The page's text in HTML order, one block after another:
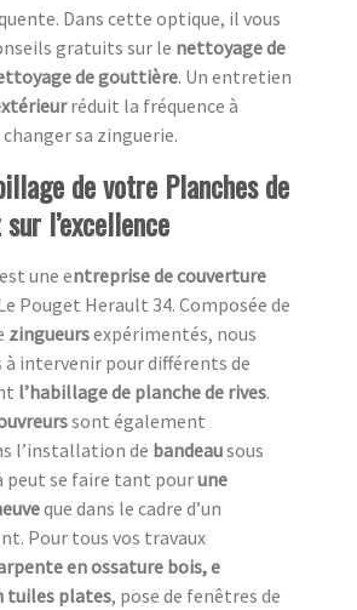
Dans cette optique, il vous
gratuits sur le nettoyage de
de gouttière. Un entretien
réduit la fréquence à
sa zinguerie.
de votre Planches de
l’excellence
une entreprise de couverture
Pouget Herault 34. Composée de
zingueursexpérimentés, nous
intervenir pour différents de
l’habillage de planche de rives.
sont également
l’installation de bandeausous
peut se faire tant pourune
que dans le cadre d’un
Pour tous vos travaux
en ossature bois, e
tuiles plates, pose de fenêtres de